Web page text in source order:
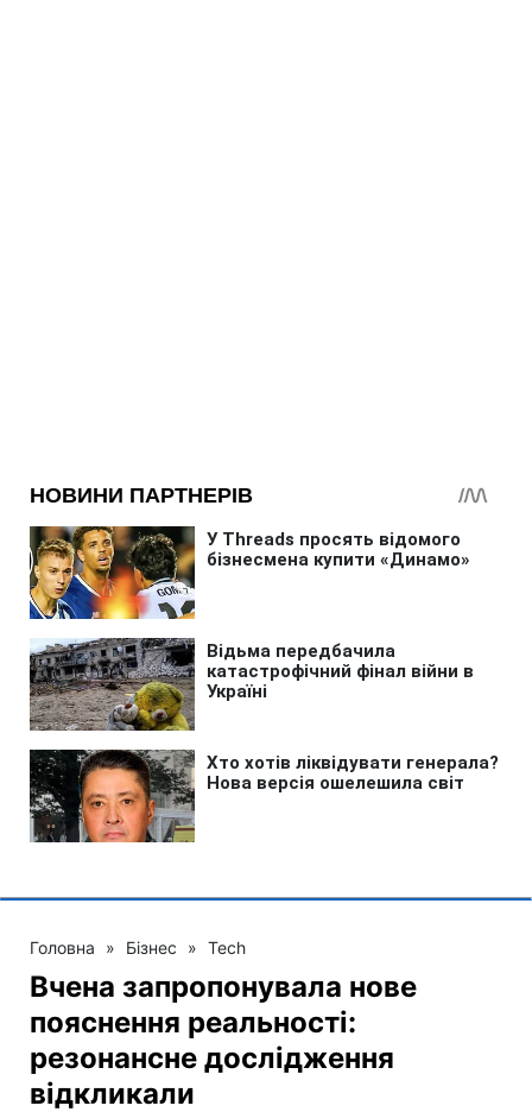
Головна » Бізнес » Tech
Вчена запропонувала нове
пояснення реальності:
резонансне дослідження
відкликали